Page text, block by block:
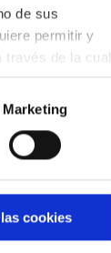
de sus
permitir y
través de la cual
Marketing
cookies